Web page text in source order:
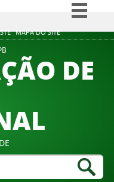
MAPA DO SITE
Simplifique!
Participe
Acesso à informação
Canais
DE